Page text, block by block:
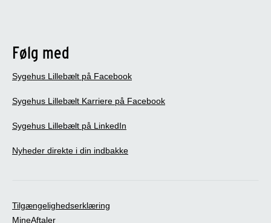
Følg med
Sygehus Lillebælt på Facebook
Sygehus Lillebælt Karriere på Facebook
Sygehus Lillebælt på LinkedIn
Nyheder direkte i din indbakke
Tilgængelighedserklæring
MineAftaler